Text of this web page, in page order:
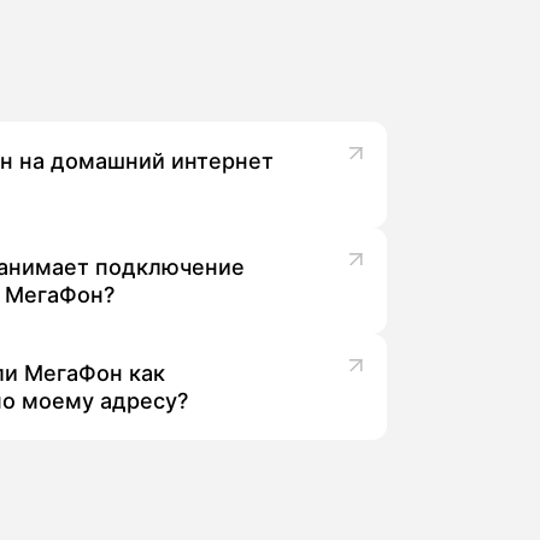
скорости и комфортной работы,
именно из Долинске.
на домашний интернет
подключение
МегаФон?
МегаФон как
моему адресу?